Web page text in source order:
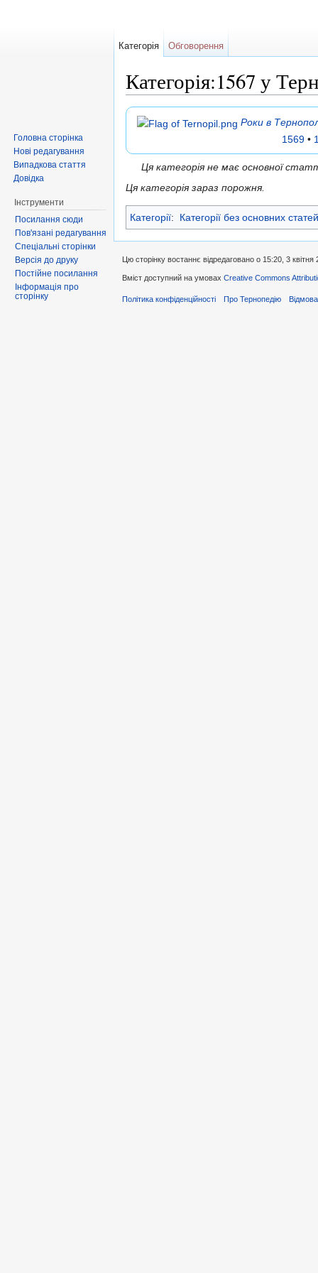
Категорія:1567 у
Роки в
1569 •
Ця категорія не має основної
Ця категорія зараз порожня.
Категорії: Категорії без основних статей
Категорія Обговорення
Головна сторінка
Нові редагування
Випадкова стаття
Довідка
Інструменти
Посилання сюди
Пов'язані редагування
Спеціальні сторінки
Версія до друку
Постійне посилання
Інформація про
сторінку
Цю сторінку востаннє відредаговано о 15:20, 3 квітня
Вміст доступний на умовах Creative Commons
Політика конфіденційності Про Тернопедію